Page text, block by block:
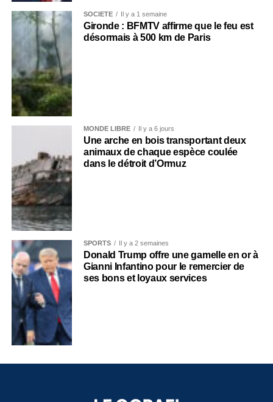
SOCIÉTÉ Il y a 1 semaine
Gironde : BFMTV affirme que le feu est
désormais à 500 km de Paris
MONDE LIBRE Il y a 6 jours
Une arche en bois transportant deux
animaux de chaque espèce coulée
dans le détroit d’Ormuz
SPORTS Il y a 2 semaines
Donald Trump offre une gamelle en or à
Gianni Infantino pour le remercier de
ses bons et loyaux services